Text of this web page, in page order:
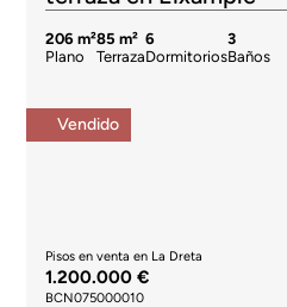
206 m²
Plano
85 m²
Terraza
6
Dormitorios
3
Baños
Vendido
Pisos en venta en La Dreta
1.200.000 €
BCN075000010